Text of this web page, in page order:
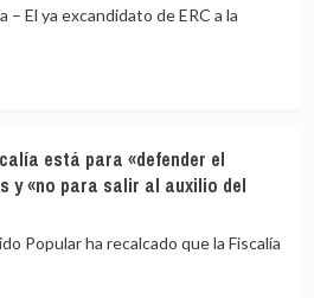
– El ya excandidato de ERC a la
está para «defender el
y «no para salir al auxilio del
Popular ha recalcado que la Fiscalía